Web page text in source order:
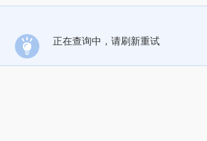
正在查询中，请刷新重试